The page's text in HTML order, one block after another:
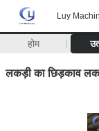
Luy
होम
लकड़ी का छिड़काव